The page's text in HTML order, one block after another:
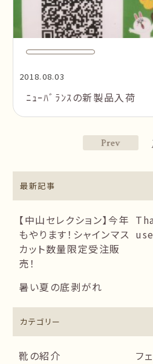
2018.08.03
ﾆｭｰﾊﾞﾗﾝｽの新製品入荷
最新記事
【中山セレクション】今年
もやります！シャインマス
カット数量限定受注販
売！
暑い夏の底剥がれ
カテゴリー
靴の紹介
フ